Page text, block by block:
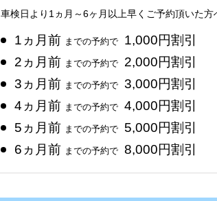
車検日より1ヵ月～6ヶ月以上早くご予約頂いた方
1ヵ月前 までの予約で
1,000円割引
2ヵ月前 までの予約で
2,000円割引
3ヵ月前 までの予約で 3,000円割引
4ヵ月前 までの予約で 4,000円割引
5ヵ月前 までの予約で
5,000円割引
6ヵ月前 までの予約で 8,000円割引